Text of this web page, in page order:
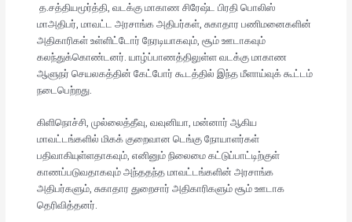
த.சத்தியமூர்த்தி, வடக்கு மாகாண சிரேஷ்ட பிரதி பொலிஸ்
மாஅதிபர், மாவட்ட அரசாங்க அதிபர்கள், சுகாதார பணிமனைகளின்
அதிகாரிகள் உள்ளிட்டோர் நேரடியாகவும், சூம் ஊடாகவும்
கலந்துக்கொண்டனர். யாழ்ப்பாணத்திலுள்ள வடக்கு மாகாண
ஆளுநர் செயலகத்தின் கேட்போர் கூடத்தில் இந்த மீளாய்வுக் கூட்டம்
நடைபெற்றது.
கிளிநொச்சி, முல்லைத்தீவு, வவுனியா, மன்னார் ஆகிய
மாவட்டங்களில் மிகக் குறைவான டெங்கு நோயாளர்கள்
பதிவாகியுள்ளதாகவும், எனினும் நிலைமை கட்டுப்பாட்டிற்குள்
காணப்படுவதாகவும் அந்ததந்த மாவட்டங்களின் அரசாங்க
அதிபர்களும், சுகாதார துறைசார் அதிகாரிகளும் சூம் ஊடாக
தெரிவித்தனர்.